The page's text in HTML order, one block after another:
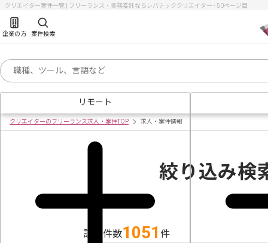
クリエイター案件一覧 | フリーランス・業務委託ならレバテッククリエイター - 50ページ目
企業の方 案件検索
リモート
クリエイターのフリーランス求人・案件TOP 求人・案件情報
絞り込み検
該当件数1051 件